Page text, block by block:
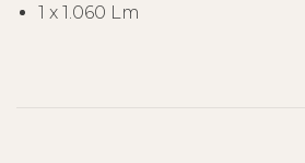
1 x 1.060 Lm